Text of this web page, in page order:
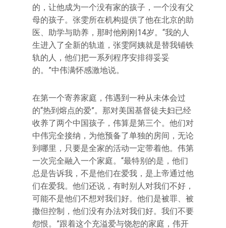
的，让他成为一个没有家的孩子，一个没有父
母的孩子。张雯所在机构提供了他在北京的助
医、助学与助养，那时他刚刚14岁。“我的人
生进入了全新的轨道，张雯阿姨就是替我铺铁
轨的人，他们把一系列程序安排得妥妥
的。”中伟满怀感激地说。
在第一个寄养家庭，伟遇到一种从未体会过
的“热到熔点的爱”。那对美国基督徒夫妇已经
收养了两个中国孩子，伟算是第三个。他们对
中伟完全接纳，为他预备了单独的房间，无论
到哪里，只要是全家的活动一定带着他。伟第
一次完全融入一个家庭。“最特别的是，他们
总是告诉我，不是他们在爱我，是上帝通过他
们在爱我。他们还说，有时别人对我们不好，
可能不是他们不想对我们好。他们是被罪、被
撒但控制，他们没有办法对我们好。我们不要
怨恨。”跟着这个充溢爱与饶恕的家庭，伟开